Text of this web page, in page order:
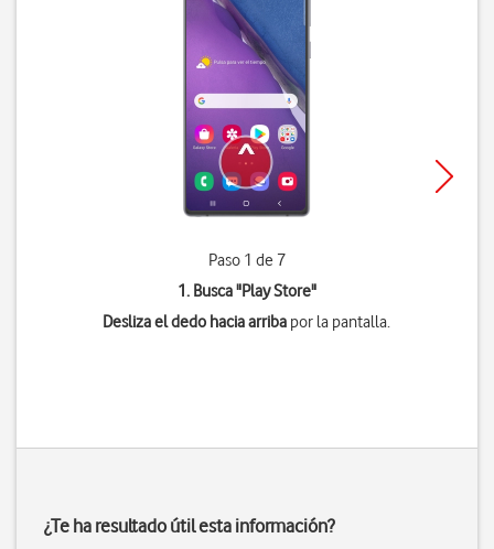
Paso 1 de 7
1. Busca "Play Store"
Desliza el dedo hacia arriba por la pantalla.
¿Te ha resultado útil esta información?